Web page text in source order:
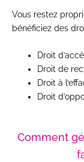
Vous restez
bénéficiez des
Droit
Droit de
Droit à
Droit
Comment